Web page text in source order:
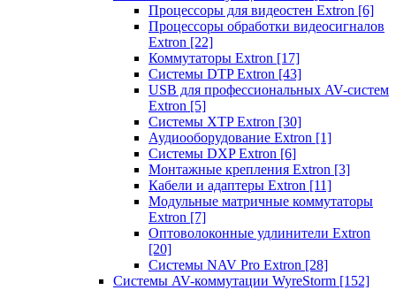
Процессоры для видеостен Extron [6]
Процессоры обработки видеосигналов
Extron [22]
Коммутаторы Extron [17]
Системы DTP Extron [43]
USB для профессиональных AV-систем
Extron [5]
Системы XTP Extron [30]
Аудиооборудование Extron [1]
Системы DXP Extron [6]
Монтажные крепления Extron [3]
Кабели и адаптеры Extron [11]
Модульные матричные коммутаторы
Extron [7]
Оптоволоконные удлинители Extron
[20]
Системы NAV Pro Extron [28]
Системы AV-коммутации WyreStorm [152]